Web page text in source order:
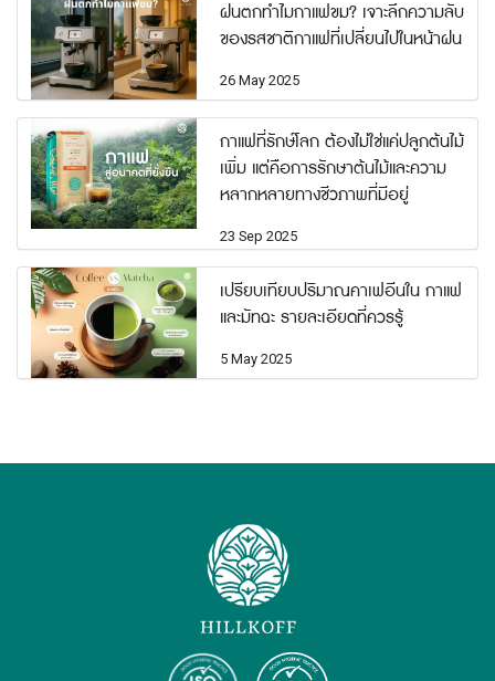
ฝนตกทำไมกาแฟขม? เจาะลึกความลับ
ของรสชาติกาแฟที่เปลี่ยนไปในหน้าฝน
26 May 2025
กาแฟที่รักษ์โลก ต้องไม่ใช่แค่ปลูกต้นไม้
เพิ่ม แต่คือการรักษาต้นไม้และความ
หลากหลายทางชีวภาพที่มีอยู่
23 Sep 2025
เปรียบเทียบปริมาณคาเฟอีนใน กาแฟ
และมัทฉะ รายละเอียดที่ควรรู้
5 May 2025